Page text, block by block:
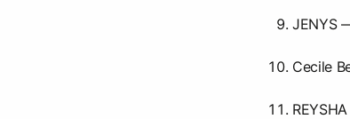
JENYS
Cecile